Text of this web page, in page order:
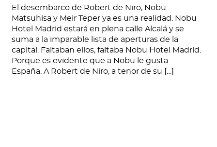
El desembarco de Robert de Niro, Nobu
Matsuhisa y Meir Teper ya es una realidad. Nobu
Hotel Madrid estará en plena calle Alcalá y se
suma a la imparable lista de aperturas de la
capital. Faltaban ellos, faltaba Nobu Hotel Madrid.
Porque es evidente que a Nobu le gusta
España. A Robert de Niro, a tenor de su […]